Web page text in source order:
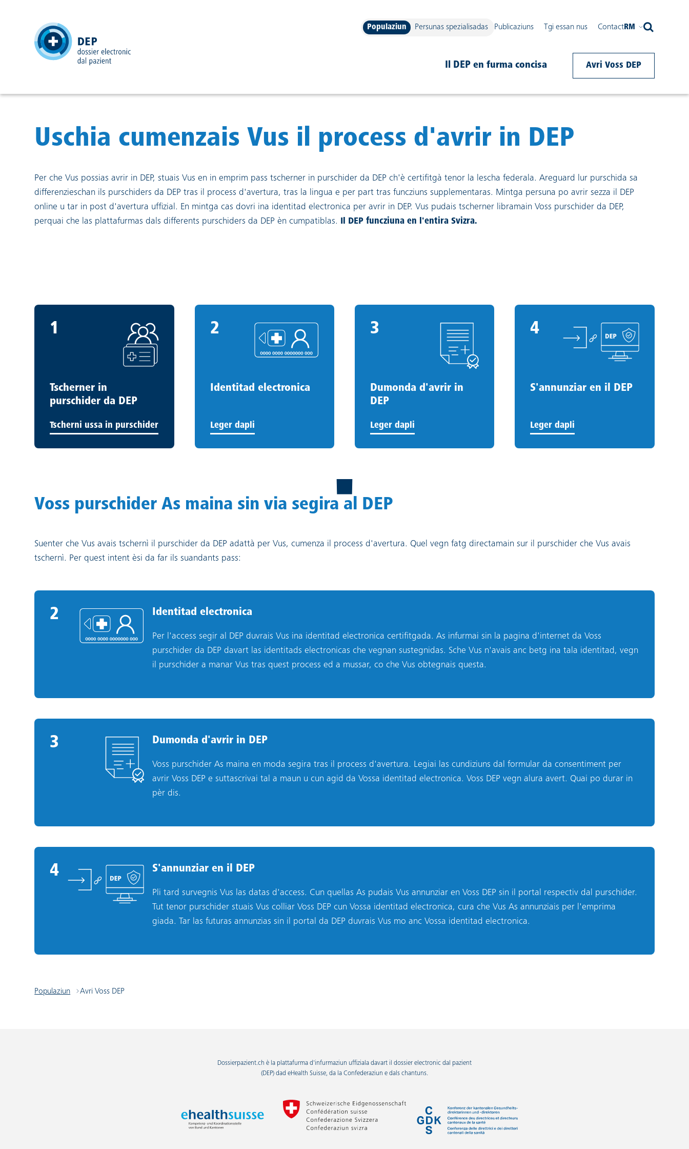
Populaziun Persunas spezialisadas Publicaziuns Tgi essan nus ContactRM
Il DEP en furma concisa Avri Voss DEP
Uschia cumenzais Vus il process d'avrir in DEP
Per che Vus possias avrir in DEP, stuais Vus en in emprim pass tscherner in purschider da DEP ch'è certifitgà tenor la lescha federala. Areguard lur purschida sa
differenzieschan ils purschiders da DEP tras il process d'avertura, tras la lingua e per part tras funcziuns supplementaras. Mintga persuna po avrir sezza il DEP
online u tar in post d'avertura uffizial. En mintga cas dovri ina identitad electronica per avrir in DEP. Vus pudais tscherner libramain Voss purschider da DEP,
perquai che las plattafurmas dals differents purschiders da DEP èn cumpatiblas. Il DEP funcziuna en l'entira Svizra.
1.
Tscherner in
purschider da DEP
Tscherni ussa in purschider
1
2.
Identitad electronica
Leger dapli
2
3.
Dumonda d'avrir in
DEP
Leger dapli
3
4.
S'annunziar en il DEP
Leger dapli
4
Voss purschider As maina sin via segira al DEP
Suenter che Vus avais tschernì il purschider da DEP adattà per Vus, cumenza il process d'avertura. Quel vegn fatg directamain sur il purschider che Vus avais
tschernì. Per quest intent èsi da far ils suandants pass:
2.
Identitad electronica
Per l'access segir al DEP duvrais Vus ina identitad electronica certifitgada. As infurmai sin la pagina d'internet da Voss
purschider da DEP davart las identitads electronicas che vegnan sustegnidas. Sche Vus n'avais anc betg ina tala identitad, vegn
il purschider a manar Vus tras quest process ed a mussar, co che Vus obtegnais questa.
2
3.
Dumonda d'avrir in DEP
Voss purschider As maina en moda segira tras il process d'avertura. Legiai las cundiziuns dal formular da consentiment per
avrir Voss DEP e suttascrivai tal a maun u cun agid da Vossa identitad electronica. Voss DEP vegn alura avert. Quai po durar in
pèr dis.
3
4.
S'annunziar en il DEP
Pli tard survegnis Vus las datas d'access. Cun quellas As pudais Vus annunziar en Voss DEP sin il portal respectiv dal purschider.
Tut tenor purschider stuais Vus colliar Voss DEP cun Vossa identitad electronica, cura che Vus As annunziais per l'emprima
giada. Tar las futuras annunzias sin il portal da DEP duvrais Vus mo anc Vossa identitad electronica.
4
Populaziun Avri Voss DEP
Dossierpazient.ch è la plattafurma d'infurmaziun uffiziala davart il dossier electronic dal pazient
(DEP) dad eHealth Suisse, da la Confederaziun e dals chantuns.